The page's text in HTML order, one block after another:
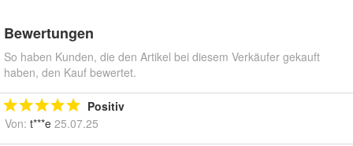
Bewertungen
So haben Kunden, die den Artikel bei diesem Verkäufer gekauft
haben, den Kauf bewertet.
Positiv
Von: t***e 25.07.25